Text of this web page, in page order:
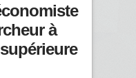
à